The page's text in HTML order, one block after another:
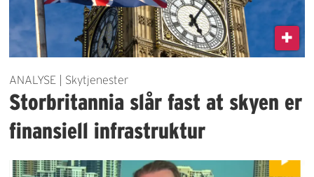
ANALYSE | Skytjenester
Storbritannia slår fast at skyen er
finansiell infrastruktur